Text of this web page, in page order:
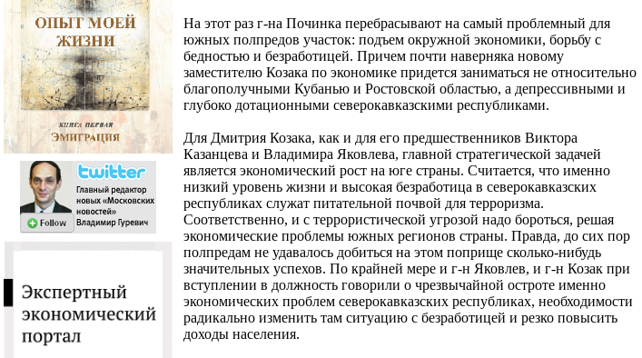
На этот раз г-на Починка перебрасывают на самый проблемный для
южных полпредов участок: подъем окружной экономики, борьбу с
бедностью и безработицей. Причем почти наверняка новому
заместителю Козака по экономике придется заниматься не относительно
благополучными Кубанью и Ростовской областью, а депрессивными и
глубоко дотационными северокавказскими республиками.
Для Дмитрия Козака, как и для его предшественников Виктора
Казанцева и Владимира Яковлева, главной стратегической задачей
является экономический рост на юге страны. Считается, что именно
низкий уровень жизни и высокая безработица в северокавказских
республиках служат питательной почвой для терроризма.
Соответственно, и с террористической угрозой надо бороться, решая
экономические проблемы южных регионов страны. Правда, до сих пор
полпредам не удавалось добиться на этом поприще сколько-нибудь
значительных успехов. По крайней мере и г-н Яковлев, и г-н Козак при
вступлении в должность говорили о чрезвычайной остроте именно
экономических проблем северокавказских республиках, необходимости
радикально изменить там ситуацию с безработицей и резко повысить
доходы населения.